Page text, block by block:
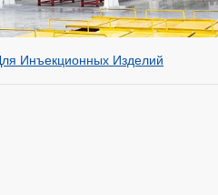
Инъекционных Изделий